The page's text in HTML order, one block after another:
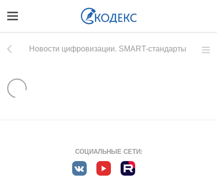
Новости цифровизации. SMART-стандарты
СОЦИАЛЬНЫЕ СЕТИ: